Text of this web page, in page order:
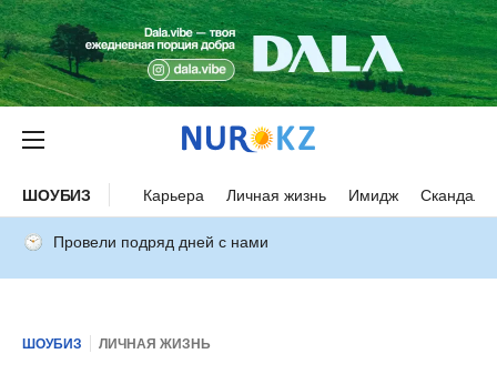
ШОУБИЗ Карьера Личная жизнь Имидж Скандалы
Провели подряд дней с нами
ШОУБИЗ ЛИЧНАЯ ЖИЗНЬ